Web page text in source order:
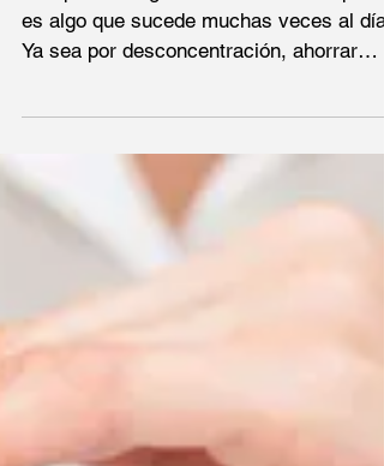
Los 4 errores más comunes que
producen accidentes de
Romper las reglas de tránsito en el país
es algo que sucede muchas veces al día.
Ya sea por desconcentración, ahorrar